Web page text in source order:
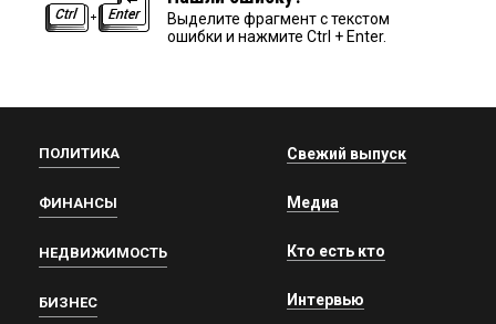
Выделите фрагмент с текстом
ошибки и нажмите Ctrl + Enter.
ПОЛИТИКА
ФИНАНСЫ
НЕДВИЖИМОСТЬ
БИЗНЕС
Свежий выпуск
Медиа
Кто есть кто
Интервью